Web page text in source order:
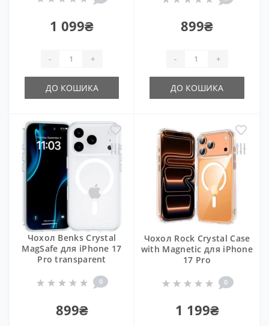
1 099₴
- +
ДО КОШИКА
899₴
- +
ДО КОШИКА
Чохол Benks Crystal
MagSafe для iPhone 17
Pro transparent
0
899₴
Чохол Rock Crystal Case
with Magnetic для iPhone
17 Pro
0
1 199₴